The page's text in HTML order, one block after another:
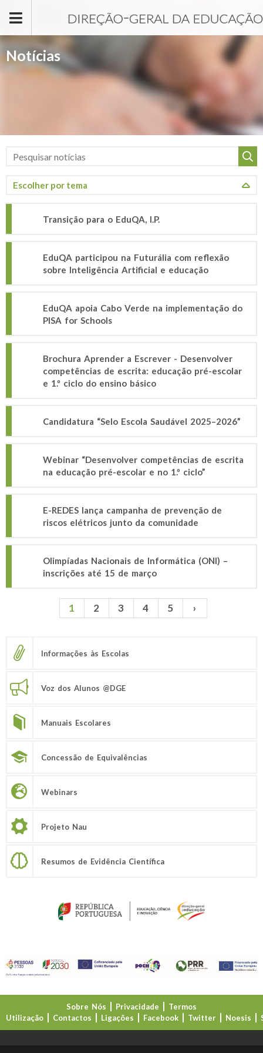
Notícias
Transição para o EduQA, I.P.
EduQA participou na Futurália com reflexão
sobre Inteligência Artificial e educação
EduQA apoia Cabo Verde na implementação do
PISA for Schools
Brochura Aprender a Escrever - Desenvolver
competências de escrita: educação pré-escolar
e 1.º ciclo do ensino básico
Candidatura “Selo Escola Saudável 2025–2026”
Webinar “Desenvolver competências de escrita
na educação pré-escolar e no 1.º ciclo”
E-REDES lança campanha de prevenção de
riscos elétricos junto da comunidade
Olimpíadas Nacionais de Informática (ONI) –
inscrições até 15 de março
1 2 3 4 5 ›
Informações às Escolas
Voz dos Alunos @DGE
Manuais Escolares
Concessão de Equivalências
Webinars
Projeto Nau
Resumos de Evidência Científica
Sobre Nós Privacidade
Termos
Utilização
Contactos Ligações Facebook Twitter Noesis